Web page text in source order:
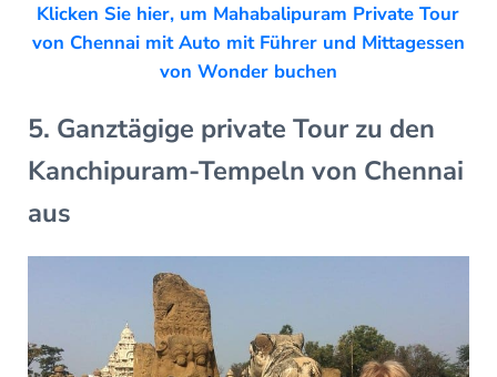
Klicken Sie hier, um Mahabalipuram Private Tour
von Chennai mit Auto mit Führer und Mittagessen
von Wonder buchen
5. Ganztägige private Tour zu den
Kanchipuram-Tempeln von Chennai
aus